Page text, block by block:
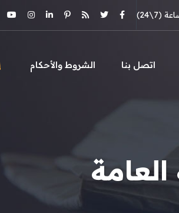
(7\24)
اتصل بنا الشروط والأحكام